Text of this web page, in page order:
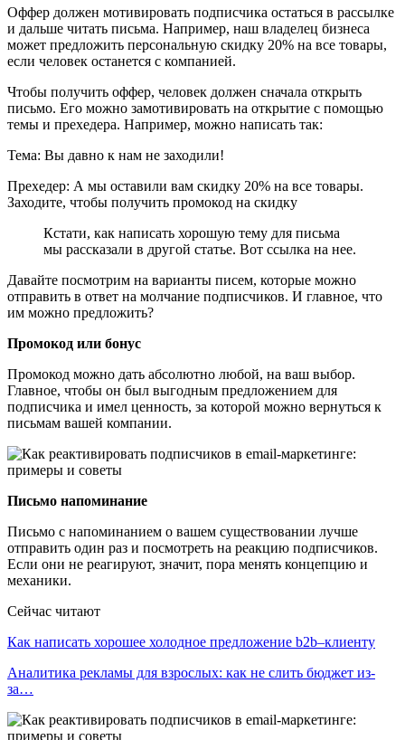
Оффер должен мотивировать подписчика остаться в рассылке
и дальше читать письма. Например, наш владелец бизнеса
может предложить персональную скидку 20% на все товары,
если человек останется с компанией.
Чтобы получить оффер, человек должен сначала открыть
письмо. Его можно замотивировать на открытие с помощью
темы и прехедера. Например, можно написать так:
Тема: Вы давно к нам не заходили!
Прехедер: А мы оставили вам скидку 20% на все товары.
Заходите, чтобы получить промокод на скидку
Кстати, как написать хорошую тему для письма
мы рассказали в другой статье. Вот ссылка на нее.
Давайте посмотрим на варианты писем, которые можно
отправить в ответ на молчание подписчиков. И главное, что
им можно предложить?
Промокод или бонус
Промокод можно дать абсолютно любой, на ваш выбор.
Главное, чтобы он был выгодным предложением для
подписчика и имел ценность, за которой можно вернуться к
письмам вашей компании.
Письмо напоминание
Письмо с напоминанием о вашем существовании лучше
отправить один раз и посмотреть на реакцию подписчиков.
Если они не реагируют, значит, пора менять концепцию и
механики.
Сейчас читают
Как написать хорошее холодное предложение b2b–клиенту
Аналитика рекламы для взрослых: как не слить бюджет из-
за…